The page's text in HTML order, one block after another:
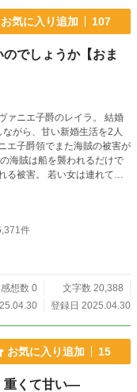
お気に入り追加 107
でしょうか【おま
ァニエ子爵のレイラ。 結婚
がら、甘い新婚生活を2人
エ子爵領でまた海賊の被害が
海賊は船を襲われるだけで
る被害。 若い女は連れて行
れ、軍艦を撒かれて上陸し
とアーロン
件
感想数 0
文字数 20,388
登録日 2025.04.30
お気に入り追加 15
重くて甘い—